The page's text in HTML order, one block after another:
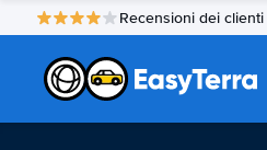
Recensioni dei clienti